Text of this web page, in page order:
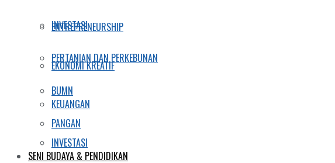
INVESTASI
PERTANIAN DAN PERKEBUNAN
BUMN
PANGAN
SENI BUDAYA & PENDIDIKAN
ENTREPRENEURSHIP
EKONOMI KREATIF
KEUANGAN
INVESTASI